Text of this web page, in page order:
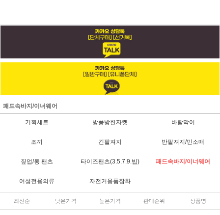
패드속바지/이너웨어
기획세트 방풍방한자켓 바람막이
조끼 긴팔져지 반팔져지/민소매
짚업/통 팬츠 타이즈팬츠(3.5.7.9.빕) 패드속바지/이너웨어
여성전용의류 자전거용품잡화
최신순 낮은가격 높은가격 판매순위 상품명